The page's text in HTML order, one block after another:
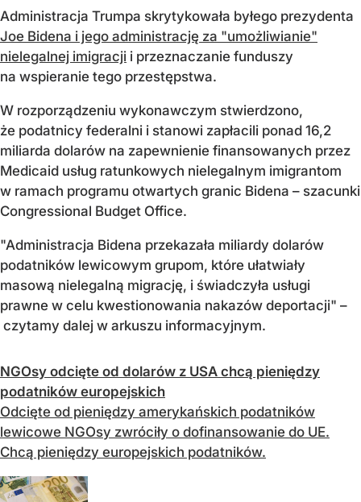
Administracja Trumpa skrytykowała byłego prezydenta
Joe Bidena i jego administrację za "umożliwianie"
nielegalnej imigracji i przeznaczanie funduszy
na wspieranie tego przestępstwa.
W rozporządzeniu wykonawczym stwierdzono,
że podatnicy federalni i stanowi zapłacili ponad 16,2
miliarda dolarów na zapewnienie finansowanych przez
Medicaid usług ratunkowych nielegalnym imigrantom
w ramach programu otwartych granic Bidena – szacunki
Congressional Budget Office.
"Administracja Bidena przekazała miliardy dolarów
podatników lewicowym grupom, które ułatwiały
masową nielegalną migrację, i świadczyła usługi
prawne w celu kwestionowania nakazów deportacji" –
czytamy dalej w arkuszu informacyjnym.
NGOsy odcięte od dolarów z USA chcą pieniędzy
podatników europejskich
Odcięte od pieniędzy amerykańskich podatników
lewicowe NGOsy zwróciły o dofinansowanie do UE.
Chcą pieniędzy europejskich podatników.